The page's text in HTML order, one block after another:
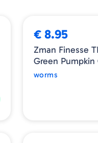
€ 8.95
Zman Finesse
Green Pumpkin
worms